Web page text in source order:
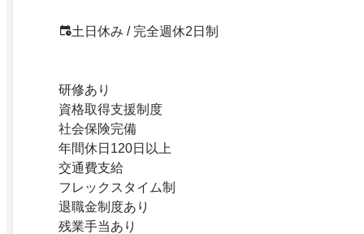
土日休み / 完全週休2日制
研修あり
資格取得支援制度
社会保険完備
年間休日120日以上
交通費支給
フレックスタイム制
退職金制度あり
残業手当あり